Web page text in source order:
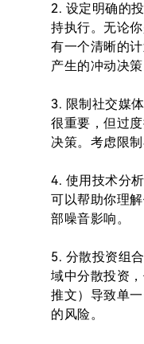
2. 设定明确的
持执行。无论
有一个清晰的
产生的冲动决策
3. 限制社交媒
很重要，但过
决策。考虑限
4. 使用技术分
可以帮助你理
部噪音影响。
5. 分散投资组
域中分散投资
推文）导致单
的风险。